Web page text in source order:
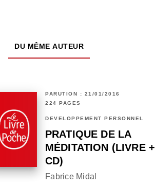
DU MÊME AUTEUR
PARUTION : 21/01/2016
224 PAGES
DÉVELOPPEMENT PERSONNEL
PRATIQUE DE LA
MÉDITATION (LIVRE +
CD)
Fabrice Midal